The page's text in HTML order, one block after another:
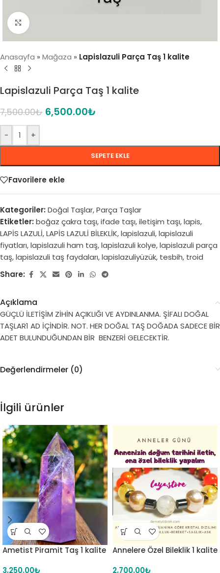
Click to enlarge
Anasayfa » Mağaza » Lapislazuli Parça Taş 1 kalite
Lapislazuli Parça Taş 1 kalite
7,500.00₺ 6,500.00₺
- +
SEPETE EKLE
Favorilere ekle
Kategoriler: Doğal Taşlar,Parça Taşlar
Etiketler: boğaz çakra taşı,ifade taşı,iletişim taşı,lapis,
LAPİS LAZULİ,LAPİS LAZULİ BİLEKLİK,lapislazuli,lapislazuli
fiyatları,lapislazuli ham taş,lapislazuli kolye,lapislazuli parça
taş,lapislazuli taş faydaları,lapislazuliyüzük, tesbih, troid
Share:
Açıklama
GÜÇLÜ İLETİŞİM ZİHİN AÇIKLIĞI VE AYDINLANMA. ŞİFALI DOĞAL
TAŞLAR1 AD İÇİNDİR. NOT. HER DOĞAL TAŞ DOĞADA SADECE BİR
ADET BULUNDUĞUNDAN BİR BENZERİ GELECEKTİR.
Değerlendirmeler (0)
İlgili ürünler
Ametist Piramit Taş 1 kalite
3,250.00₺
Annelere Özel Bileklik 1 kalite
2,700.00₺